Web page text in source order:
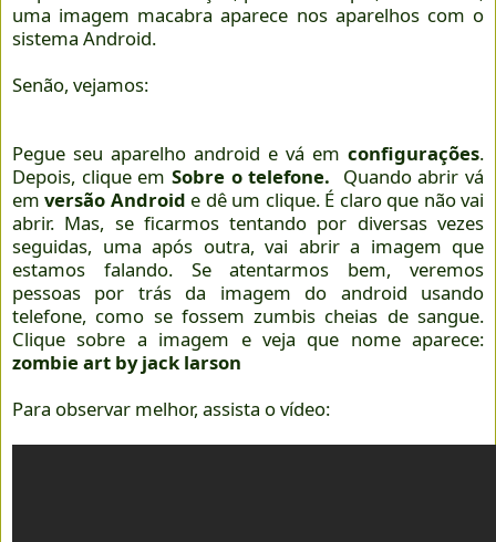
uma imagem macabra aparece nos aparelhos com o
sistema Android.
Senão, vejamos:
Pegue seu aparelho android e vá em configurações.
Depois, clique em Sobre o telefone.
Quando abrir vá
emversão Android e dê um clique. É claro que não vai
abrir. Mas, se ficarmos tentando por diversas vezes
seguidas, uma após outra, vai abrir a imagem que
estamos falando. Se atentarmos bem, veremos
pessoas por trás da imagem do android usando
telefone, como se fossem zumbis cheias de sangue.
Clique sobre a imagem e veja que nome aparece:
zombie art by jack larson
Para observar melhor, assista o vídeo: